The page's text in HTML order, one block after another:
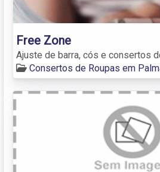
Free Zone
Ajuste de barra, cós e consertos
Consertos de Roupas em